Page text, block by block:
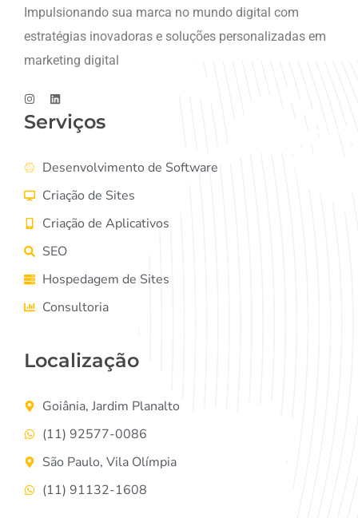
Impulsionando sua marca no mundo digital com
estratégias inovadoras e soluções personalizadas em
marketing digital
Serviços
Desenvolvimento de Software
Criação de Sites
Criação de Aplicativos
SEO
Hospedagem de Sites
Consultoria
Localização
Goiânia, Jardim Planalto
(11) 92577-0086
São Paulo, Vila Olímpia
(11) 91132-1608